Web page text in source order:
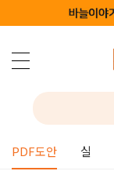
PDF도안 실